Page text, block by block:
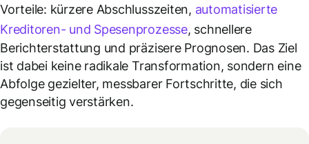
Vorteile: kürzere Abschlusszeiten, automatisierte
Kreditoren- und Spesenprozesse, schnellere
Berichterstattung und präzisere Prognosen. Das Ziel
ist dabei keine radikale Transformation, sondern eine
Abfolge gezielter, messbarer Fortschritte, die sich
gegenseitig verstärken.